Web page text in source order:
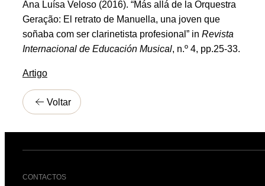
Ana Luísa Veloso (2016). “Más allá de la Orquestra
Geração: El retrato de Manuella, una joven que
soñaba com ser clarinetista profesional” in Revista
Internacional de Educación Musical, n.º 4, pp.25-33.
Artigo
Voltar
CONTACTOS